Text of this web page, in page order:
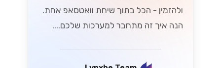
האם אתה מוכן לשינויים בחוקי המס
הישראלים בשנת 2026 שמשפיעים על